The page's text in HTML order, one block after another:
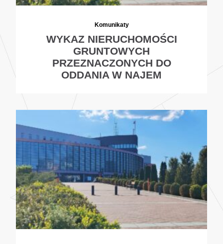
Komunikaty
WYKAZ NIERUCHOMOŚCI
GRUNTOWYCH
PRZEZNACZONYCH DO
ODDANIA W NAJEM